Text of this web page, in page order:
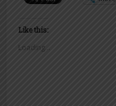
Like this:
Loading...